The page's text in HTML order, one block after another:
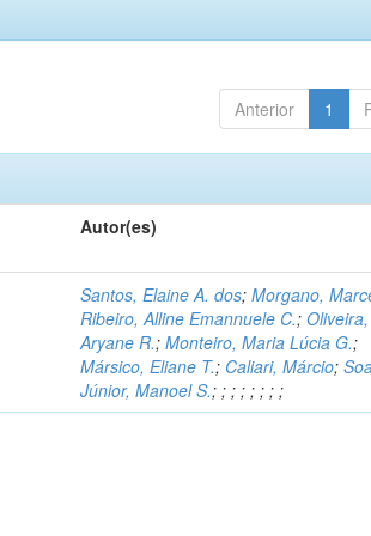
Anterior 1
Autor(es)
Santos, Elaine A. dos;Morgano,
Ribeiro, Alline Emannuele C.;Oliveira,
Aryane R.;Monteiro, Maria Lúcia G.;
Mársico, Eliane T.; Caliari, Márcio;
Júnior, Manoel S.;;;;;;;;